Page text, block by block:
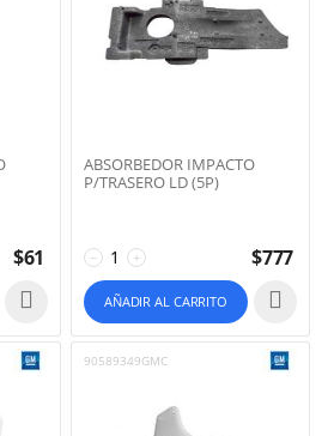
$61
ABSORBEDOR IMPACTO
P/TRASERO LD (5P)
+
− $777
AÑADIR AL CARRITO
90589349GMC